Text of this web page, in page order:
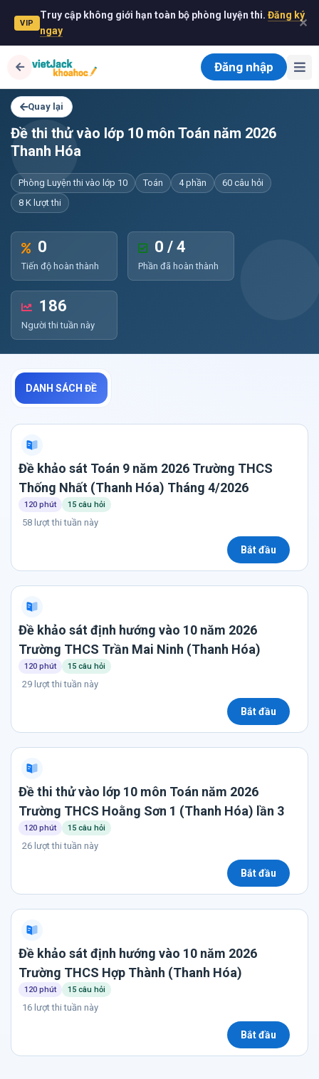
VIP
Truy cập không giới hạn toàn bộ phòng luyện thi. Đăng ký
ngay
✕
Đăng nhập
Quay lại
Đề thi thử vào lớp 10 môn Toán năm 2026
Thanh Hóa
Phòng Luyện thi vào lớp 10 Toán 4 phần
60 câu hỏi
8 K lượt thi
0
Tiến độ hoàn thành
0 / 4
Phần đã hoàn thành
186
Người thi tuần này
DANH SÁCH ĐỀ
Đề khảo sát Toán 9 năm 2026 Trường THCS
Thống Nhất (Thanh Hóa) Tháng 4/2026
120 phút 15 câu hỏi
58 lượt thi tuần này
Bắt đầu
Đề khảo sát định hướng vào 10 năm 2026
Trường THCS Trần Mai Ninh (Thanh Hóa)
120 phút 15 câu hỏi
29 lượt thi tuần này
Bắt đầu
Đề thi thử vào lớp 10 môn Toán năm 2026
Trường THCS Hoằng Sơn 1 (Thanh Hóa) lần 3
120 phút 15 câu hỏi
26 lượt thi tuần này
Bắt đầu
Đề khảo sát định hướng vào 10 năm 2026
Trường THCS Hợp Thành (Thanh Hóa)
120 phút 15 câu hỏi
16 lượt thi tuần này
Bắt đầu